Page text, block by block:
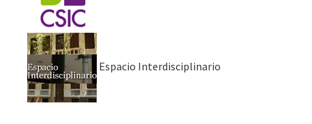
Espacio Interdisciplinario